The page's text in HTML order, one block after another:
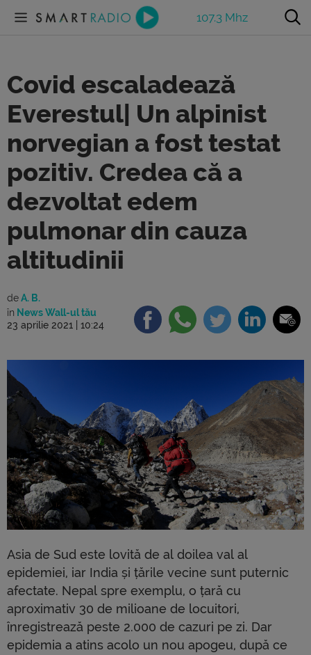
107.3 Mhz
Covid escaladează
Everestul| Un alpinist
norvegian a fost testat
pozitiv. Credea că a
dezvoltat edem
pulmonar din cauza
altitudinii
deA. B.
în News Wall-ul tău
23 aprilie 2021 | 10:24
Asia de Sud este lovită de al doilea val al
epidemiei, iar India și țările vecine sunt puternic
afectate. Nepal spre exemplu, o țară cu
aproximativ 30 de milioane de locuitori,
înregistrează peste 2.000 de cazuri pe zi. Dar
epidemia a atins acolo un nou apogeu, după ce